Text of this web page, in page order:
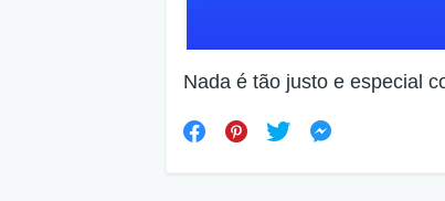
Nada é tão justo e especial